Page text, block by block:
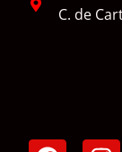
C. de